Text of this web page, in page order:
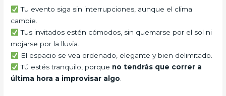
Tu evento siga sin interrupciones, aunque el clima
cambie.
Tus invitados estén cómodos, sin quemarse por el sol ni
mojarse por la lluvia.
El espacio se vea ordenado, elegante y bien delimitado.
Tú estés tranquilo, porque no tendrás que correr a
última hora a improvisar algo.